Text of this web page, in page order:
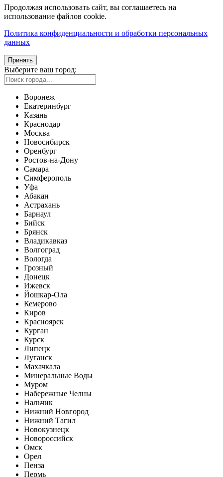
Продолжая использовать сайт, вы соглашаетесь на
использование файлов cookie.
Политика конфиденциальности и обработки персональных
данных
Принять
Выберите ваш город:
Воронеж
Екатеринбург
Казань
Краснодар
Москва
Новосибирск
Оренбург
Ростов-на-Дону
Самара
Симферополь
Уфа
Абакан
Астрахань
Барнаул
Бийск
Брянск
Владикавказ
Волгоград
Вологда
Грозный
Донецк
Ижевск
Йошкар-Ола
Кемерово
Киров
Красноярск
Курган
Курск
Липецк
Луганск
Махачкала
Минеральные Воды
Муром
Набережные Челны
Нальчик
Нижний Новгород
Нижний Тагил
Новокузнецк
Новороссийск
Омск
Орел
Пенза
Пермь